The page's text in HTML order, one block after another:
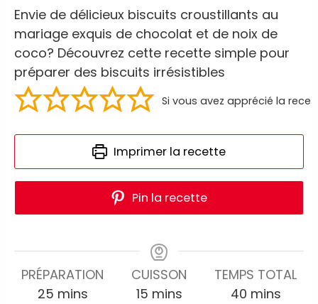
Envie de délicieux biscuits croustillants au
mariage exquis de chocolat et de noix de
coco? Découvrez cette recette simple pour
préparer des biscuits irrésistibles
Si vous avez apprécié la
Imprimer la recette
Pin la recette
PRÉPARATION
25 mins
CUISSON
15 mins
TEMPS TOTAL
40 mins